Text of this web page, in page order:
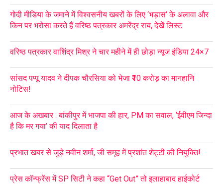
गोदी मीडिया के जमाने में विश्वसनीय खबरों के लिए ‘भड़ास’ के अलावा और
किन पर भरोसा करते हैं वरिष्ठ पत्रकार अमरेंद्र राय, देखें लिस्ट
वरिष्ठ पत्रकार वाशिंद्र मिश्र ने चार महीने में ही छोड़ा न्यूज इंडिया 24×7
सांसद पप्पू यादव ने दीपक चौरसिया को भेजा ₹10 करोड़ का मानहानि
नोटिस!
आज के अखबार : बांकीपुर में भाजपा की हार, PM का सवाल, ‘ईवीएम जिन्दा
है कि मर गया’ की याद दिलाता है
प्रभात खबर से जुड़े नवीन शर्मा, जी समूह में प्रशांत शेट्टी की नियुक्ति!
प्रेस कॉन्फ्रेंस में SP सिटी ने कहा “Get Out” तो इलाहाबाद हाईकोर्ट